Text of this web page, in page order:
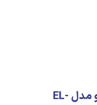
سوئیچ شبکه 6 پورت الکاتو مدل EL-